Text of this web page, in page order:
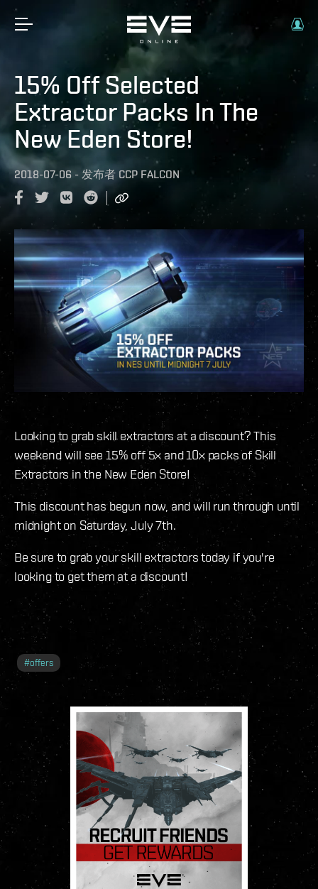
15% Off Selected
Extractor Packs In The
New Eden Store!
2018-07-06 - 发布者 CCP FALCON
Looking to grab skill extractors at a discount? This
weekend will see 15% off 5x and 10x packs of Skill
Extractors in the New Eden Store!
This discount has begun now, and will run through until
midnight on Saturday, July 7th.
Be sure to grab your skill extractors today if you're
looking to get them at a discount!
#offers